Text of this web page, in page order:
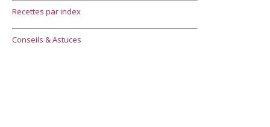
Recettes par index
Conseils & Astuces